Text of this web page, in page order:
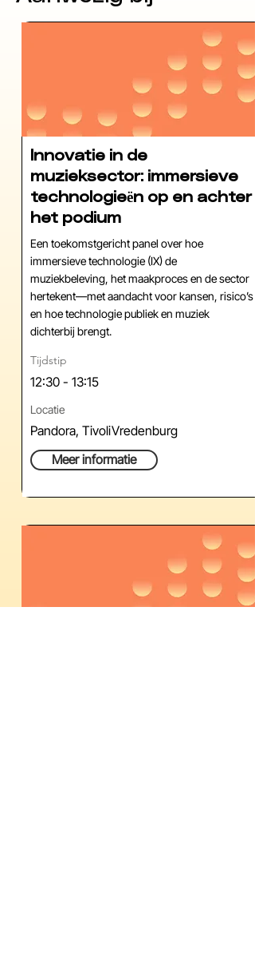
Innovatie in de
muzieksector: immersieve
technologieën op en achter
het podium
Een toekomstgericht panel over hoe
immersieve technologie (IX) de
muziekbeleving, het maakproces en de sector
hertekent—met aandacht voor kansen, risico’s
en hoe technologie publiek en muziek
dichterbij brengt.
Tijdstip
12:30 - 13:15
Locatie
Pandora, TivoliVredenburg
Meer informatie